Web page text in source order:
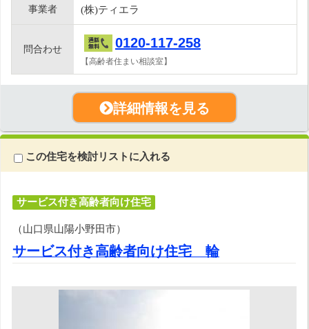
事業者 (株)ティエラ
問合わせ 0120-117-258
【高齢者住まい相談室】
詳細情報を見る
この住宅を検討リストに入れる
サービス付き高齢者向け住宅
（山口県山陽小野田市）
サービス付き高齢者向け住宅 輪